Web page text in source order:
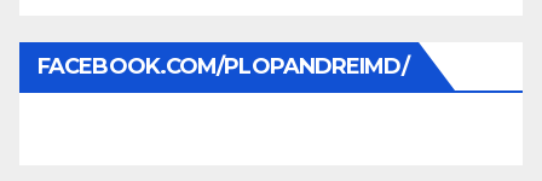
FACEBOOK.COM/PLOPANDREIMD/